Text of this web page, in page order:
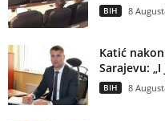
BIH 8
Katić
Sarajevu:
BIH 8